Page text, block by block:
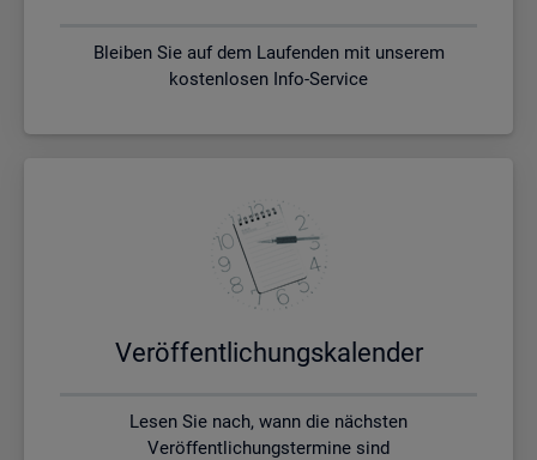
Bleiben Sie auf dem Laufenden mit unserem
kostenlosen Info-Service
Ver­öf­fent­li­chungs­ka­len­der
Lesen Sie nach, wann die nächsten
Veröffentlichungstermine sind